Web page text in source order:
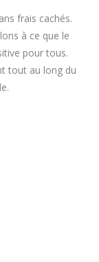
frais cachés.
à ce que le
pour tous.
tout au long du